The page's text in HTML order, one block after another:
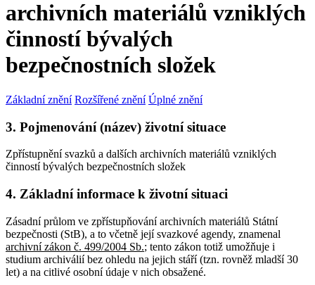
archivních materiálů vzniklých
činností bývalých
bezpečnostních složek
Základní znění Rozšířené znění Úplné znění
3. Pojmenování (název) životní situace
Zpřístupnění svazků a dalších archivních materiálů vzniklých
činností bývalých bezpečnostních složek
4. Základní informace k životní situaci
Zásadní průlom ve zpřístupňování archivních materiálů Státní
bezpečnosti (StB), a to včetně její svazkové agendy, znamenal
archivní zákon č. 499/2004 Sb.; tento zákon totiž umožňuje i
studium archiválií bez ohledu na jejich stáří (tzn. rovněž mladší 30
let) a na citlivé osobní údaje v nich obsažené.